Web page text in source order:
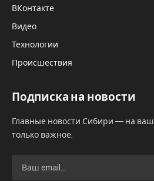
“Ленты” Алексея
возможность
двух тысяч магазинов с
клиентской базой,
придаст новый импульс
усиливая наши позиции в
увеличивая рыночную
рынке продуктовой
Сумма сделки не